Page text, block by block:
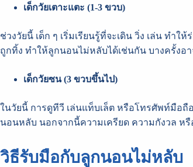
เด็กวัยเตาะแตะ (1-3 ขวบ)
ช่วงวัยนี้ เด็ก ๆ เริ่มเรียนรู้ที่จะเดิน วิ่ง เล่น ทำ
ถูกทิ้ง ทำให้ลูกนอนไม่หลับได้เช่นกัน บางครั้งอา
เด็กวัยซน (3 ขวบขึ้นไป)
ในวัยนี้ การดูทีวี เล่นแท็บเล็ต หรือโทรศัพท์มือ
นอนหลับ นอกจากนี้ความเครียด ความกังวล ห
วิธีรับมือกับลูกนอนไม่หลับ